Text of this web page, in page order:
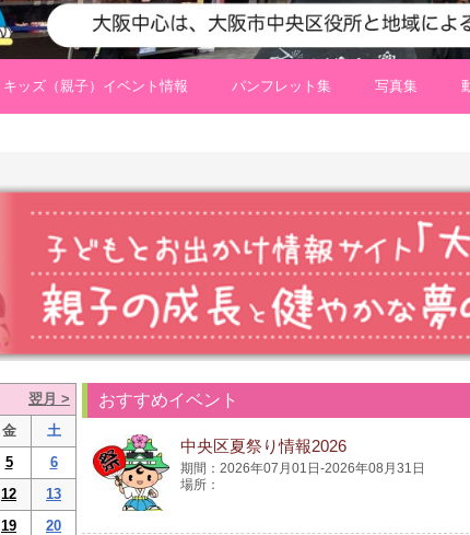
キッズ（親子）イベント情報 パンフレット集 写真集
翌月 >
金
土
5
6
12
13
19
20
おすすめイベント
中央区夏祭り情報2026
2026年07月01日-2026年08月31日